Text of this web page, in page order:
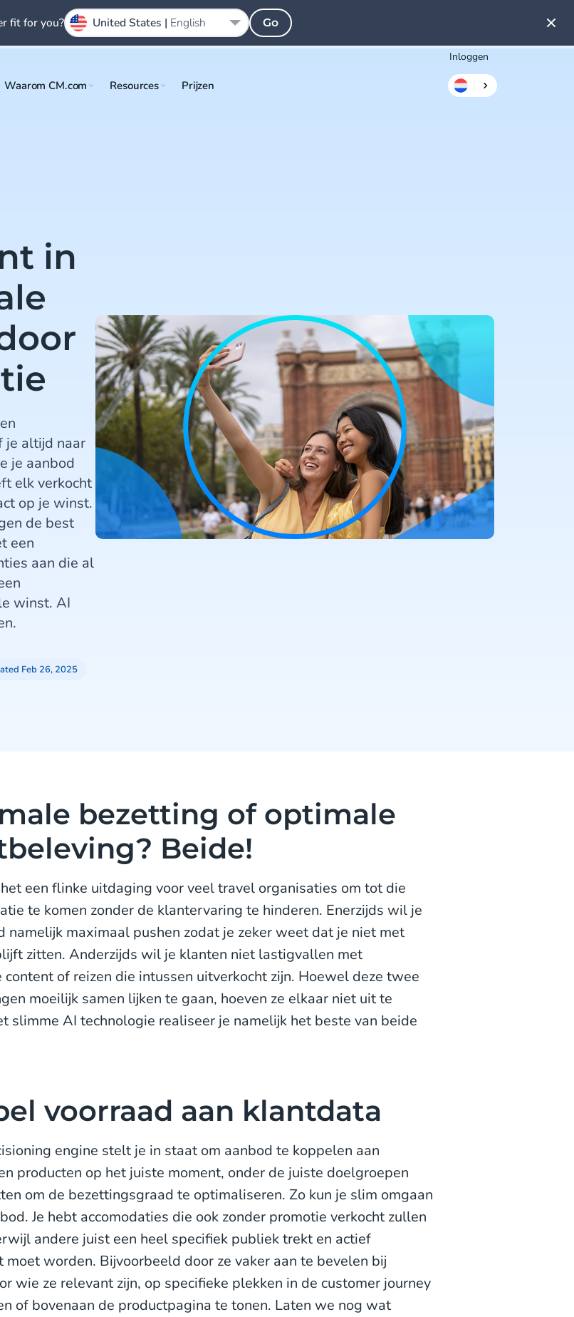
Inloggen
Waarom CM.com Resources Prijzen
in
je altijd naar
je aanbod
elk verkocht
op je winst.
de best
een
aan die al
winst. AI
Feb 26, 2025
bezetting of optimale
Beide!
een flinke uitdaging voor veel travel organisaties om tot die
te komen zonder de klantervaring te hinderen. Enerzijds wil je
namelijk maximaal pushen zodat je zeker weet dat je niet met
zitten. Anderzijds wil je klanten niet lastigvallen met
content of reizen die intussen uitverkocht zijn. Hoewel deze twee
moeilijk samen lijken te gaan, hoeven ze elkaar niet uit te
slimme AI technologie realiseer je namelijk het beste van beide
voorraad aan klantdata
engine stelt je in staat om aanbod te koppelen aan
producten op het juiste moment, onder de juiste doelgroepen
om de bezettingsgraad te optimaliseren. Zo kun je slim omgaan
Je hebt accomodaties die ook zonder promotie verkocht zullen
andere juist een heel specifiek publiek trekt en actief
moet worden. Bijvoorbeeld door ze vaker aan te bevelen bij
wie ze relevant zijn, op specifieke plekken in de customer journey
of bovenaan de productpagina te tonen. Laten we nog wat
fit for you? United States | English Go